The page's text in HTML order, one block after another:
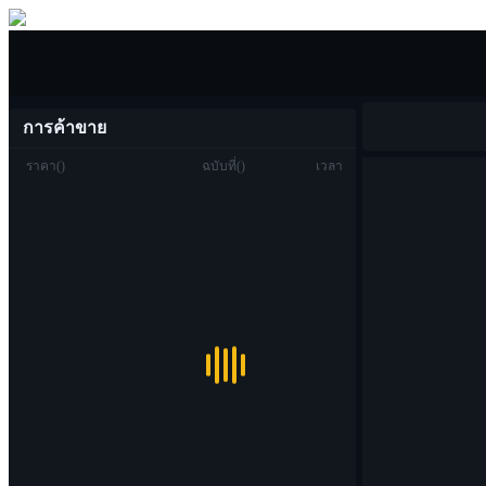
การค้าขาย
ราคา() ฉบับที่() เวลา